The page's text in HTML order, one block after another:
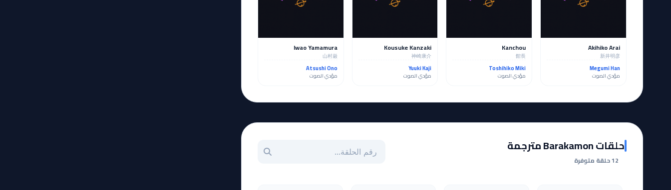
Akihiko Arai
新井明彦
Megumi Han
مؤدي الصوت
Kanchou
館長
Toshihiko Miki
مؤدي الصوت
Kousuke Kanzaki
神崎康介
Yuuki Kaji
مؤدي الصوت
Iwao Yamamura
山村巌
Atsushi Ono
مؤدي الصوت
حلقات Barakamon مترجمة
12 حلقة متوفرة
بحث عن حلقة بالرقم